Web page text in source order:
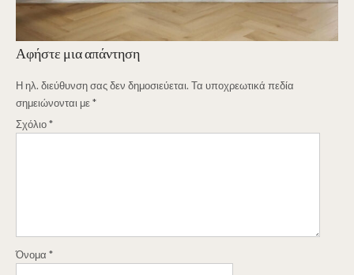
Αφήστε μια απάντηση
Η ηλ. διεύθυνση σας δεν δημοσιεύεται. Τα υποχρεωτικά πεδία
σημειώνονται με*
Σχόλιο*
Όνομα *